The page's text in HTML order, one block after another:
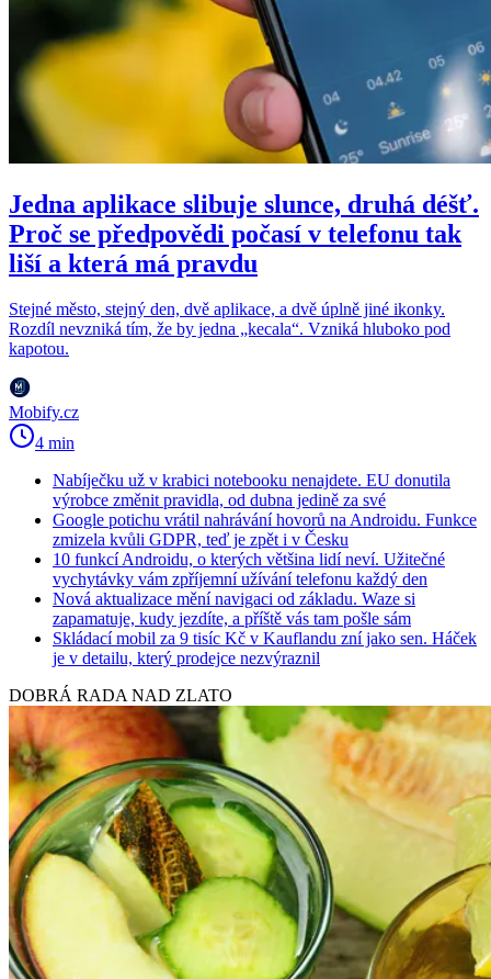
Jedna aplikace slibuje slunce, druhá déšť.
Proč se předpovědi počasí v telefonu tak
liší a která má pravdu
Stejné město, stejný den, dvě aplikace, a dvě úplně jiné ikonky.
Rozdíl nevzniká tím, že by jedna „kecala“. Vzniká hluboko pod
kapotou.
Mobify.cz
4 min
Nabíječku už v krabici notebooku nenajdete. EU donutila
výrobce změnit pravidla, od dubna jedině za své
Google potichu vrátil nahrávání hovorů na Androidu. Funkce
zmizela kvůli GDPR, teď je zpět i v Česku
10 funkcí Androidu, o kterých většina lidí neví. Užitečné
vychytávky vám zpříjemní užívání telefonu každý den
Nová aktualizace mění navigaci od základu. Waze si
zapamatuje, kudy jezdíte, a příště vás tam pošle sám
Skládací mobil za 9 tisíc Kč v Kauflandu zní jako sen. Háček
je v detailu, který prodejce nezvýraznil
DOBRÁ RADA NAD ZLATO